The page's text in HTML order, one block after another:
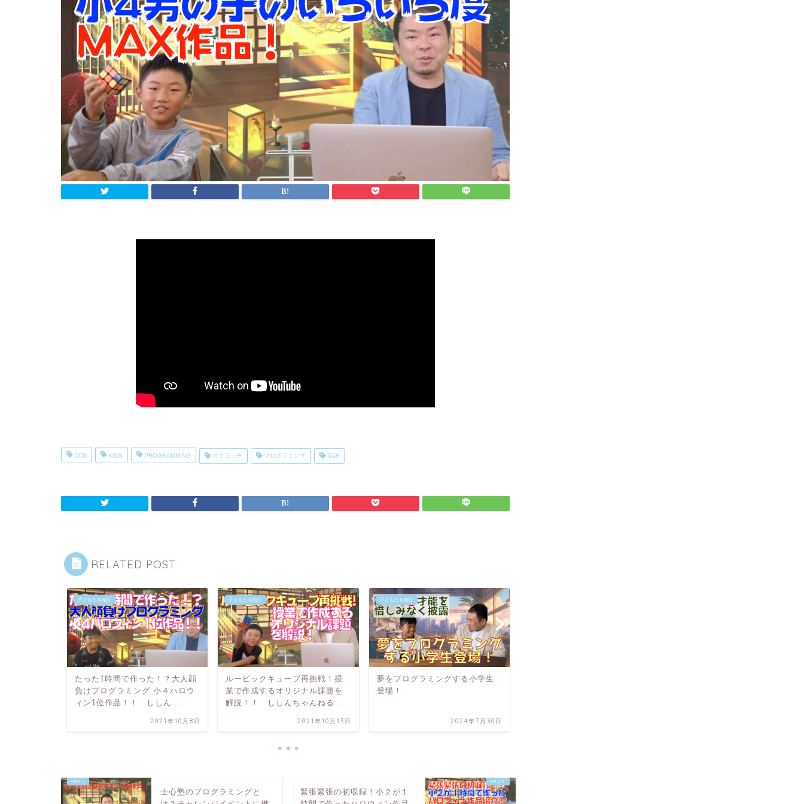
CCN KIDS PROGRAMMING スクラッチ プログラミング 英語
RELATED POST
子どもたち紹介
たった1時間で作った！？大人顔
負けプログラミング 小４ハロウ
ィン1位作品！！ ししん...
2021年10月8日
子どもたち紹介
ルービックキューブ再挑戦！授
業で作成するオリジナル課題を
解説！！ ししんちゃんねる ...
2021年10月13日
子どもたち紹介
夢をプログラミングする小学生
登場！
2024年7月30日
士心塾のプログラミングと
緊張緊張の初収録！小２が１